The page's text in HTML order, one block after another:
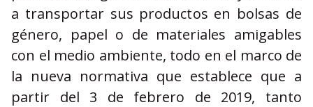
a transportar sus productos en bolsas de
género, papel o de materiales amigables
con el medio ambiente, todo en el marco de
la nueva normativa que establece que a
partir del 3 de febrero de 2019, tanto